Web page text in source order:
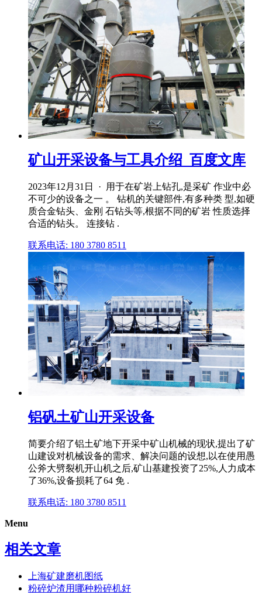
矿山开采设备与工具介绍_百度文库
2023年12月31日 · 用于在矿岩上钻孔,是采矿 作业中必
不可少的设备之一 。 钻机的关键部件,有多种类 型,如硬
质合金钻头、金刚 石钻头等,根据不同的矿岩 性质选择
合适的钻头。 连接钻 .
联系电话: 180 3780 8511
铝矾土矿山开采设备
简要介绍了铝土矿地下开采中矿山机械的现状,提出了矿
山建设对机械设备的需求、解决问题的设想,以在使用愚
公斧大劈裂机开山机之后,矿山基建投资了25%,人力成本
了36%,设备损耗了64 免 .
联系电话: 180 3780 8511
Menu
相关文章
上海矿建磨机图纸
粉碎炉渣用哪种粉碎机好